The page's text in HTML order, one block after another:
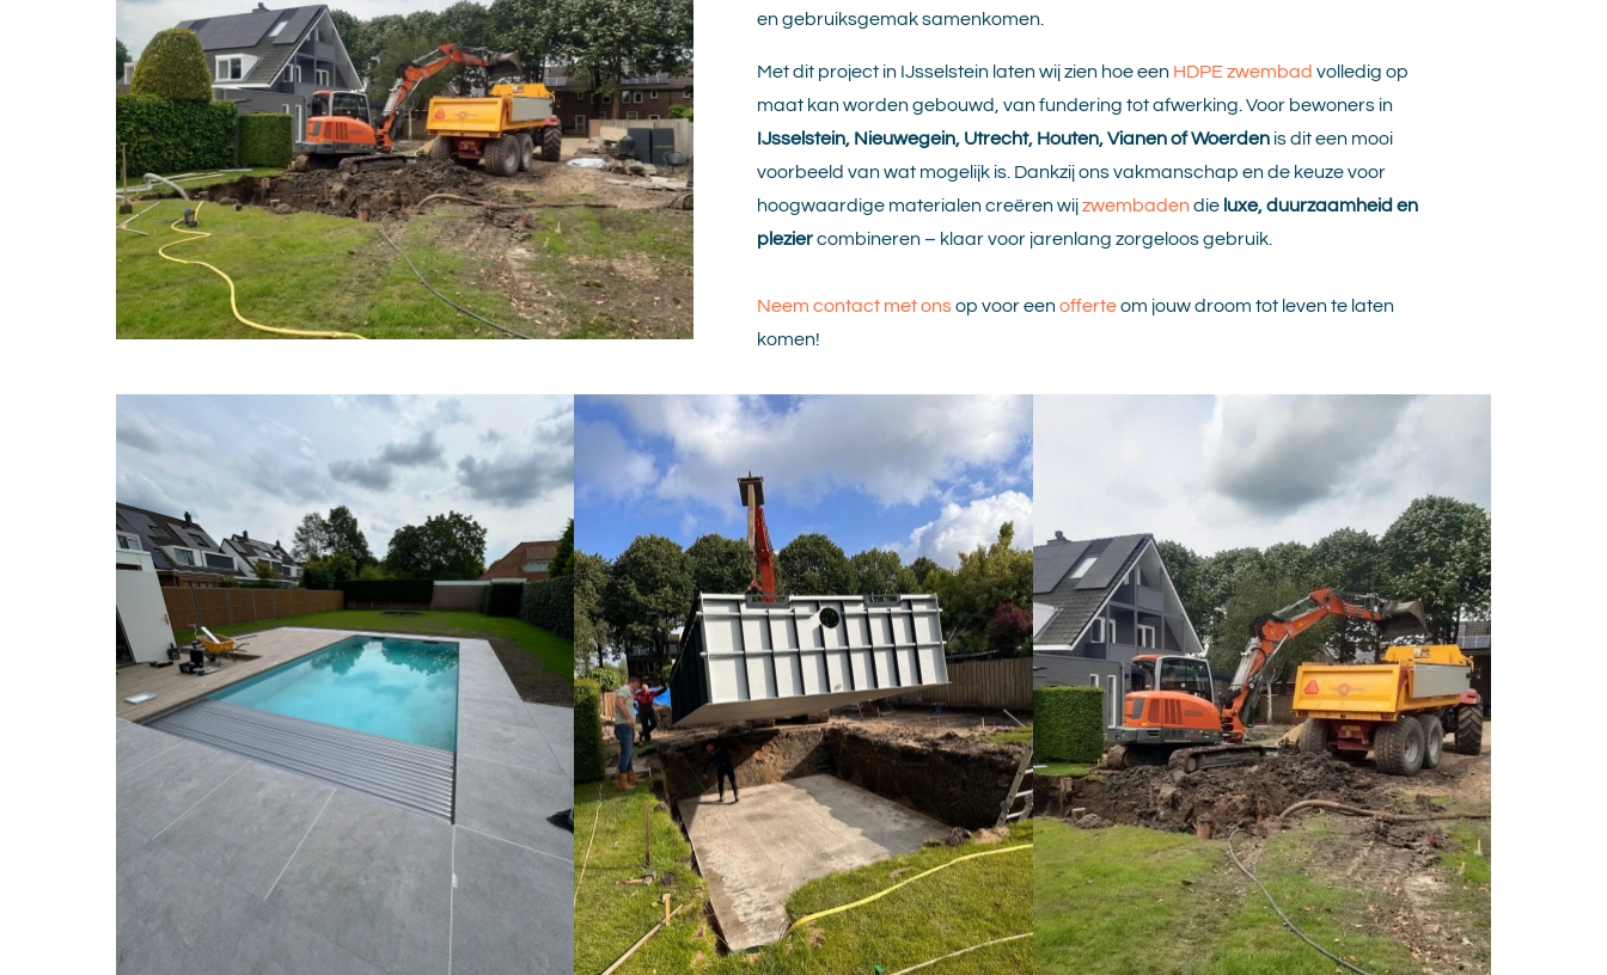
en gebruiksgemak samenkomen.
Met dit project in IJsselstein laten wij zien hoe een HDPE zwembad volledig op
maat kan worden gebouwd, van fundering tot afwerking. Voor bewoners in
IJsselstein, Nieuwegein, Utrecht, Houten, Vianen of Woerden is dit een mooi
voorbeeld van wat mogelijk is. Dankzij ons vakmanschap en de keuze voor
hoogwaardige materialen creëren wijzwembaden die luxe, duurzaamheid en
pleziercombineren – klaar voor jarenlang zorgeloos gebruik.
Neem contact met onsop voor eenofferteom jouw droom tot leven te laten
komen!